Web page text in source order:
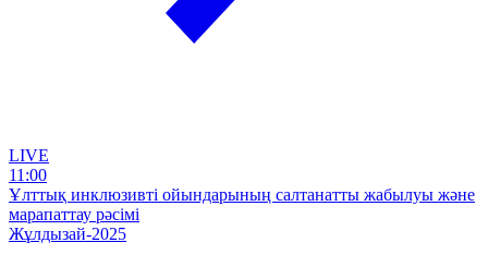
LIVE
11:00
Ұлттық инклюзивті ойындарының салтанатты жабылуы және
марапаттау рәсімі
Жұлдызай-2025